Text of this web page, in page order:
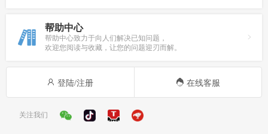
帮助中心
帮助中心致力于向人们解决已知问题，
欢迎您阅读与收藏，让您的问题迎刃而解。
登陆/注册 在线客服
关注我们